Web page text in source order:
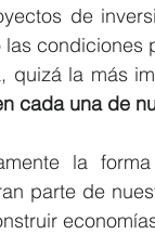
de
condiciones
quizá la más
cada una de
la
parte de